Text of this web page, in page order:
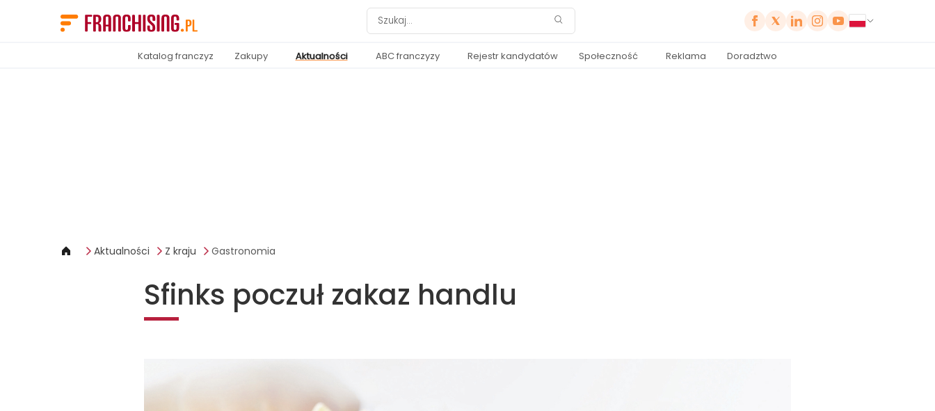
Katalog franczyz Zakupy Aktualności ABC franczyzy Rejestr kandydatów Społeczność Reklama Doradztwo
Aktualności Z kraju Gastronomia
Sfinks poczuł zakaz handlu